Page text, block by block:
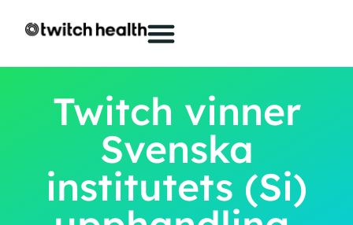
Twitch vinner
Svenska
institutets (Si)